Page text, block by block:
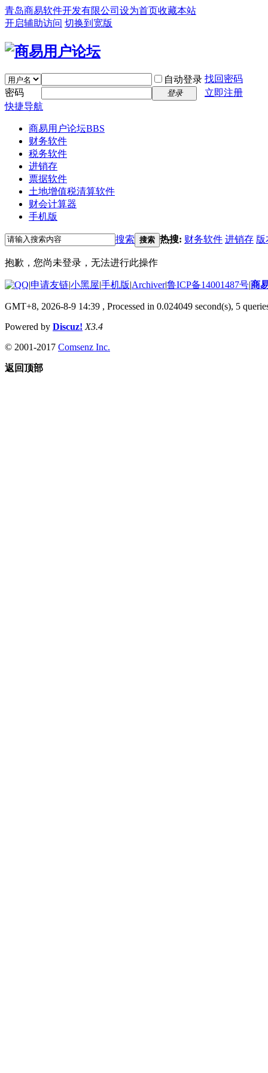
青岛商易软件开发有限公司 设为首页收藏本站
开启辅助访问 切换到宽版
自动登录 找回密码
密码
登录
立即注册
快捷导航
商易用户论坛BBS
财务软件
税务软件
进销存
票据软件
土地增值税清算软件
财会计算器
手机版
搜索 搜索 热搜: 财务软件 进销存 版
抱歉，您尚未登录，无法进行此操作
|申请友链|小黑屋|手机版|Archiver|鲁ICP备14001487号|商
GMT+8, 2026-8-9 14:39 , Processed in 0.024049 second(s), 5
Powered by Discuz! X3.4
© 2001-2017 Comsenz Inc.
返回顶部